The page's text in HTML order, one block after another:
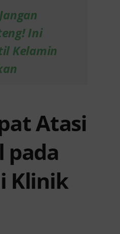
Jangan
Ini
Kelamin
Atasi
pada
Klinik